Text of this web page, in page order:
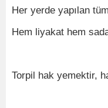
Her yerde yapılan
Hem liyakat hem
Torpil hak yemektir,